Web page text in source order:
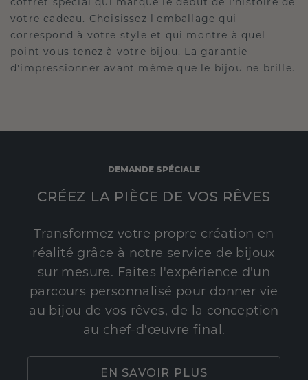
votre cadeau. Choisissez l'emballage qui
correspond à votre style et qui montre à quel
point vous tenez à votre bijou. La garantie
d'impressionner avant même que le bijou ne brille.
DEMANDE SPÉCIALE
CRÉEZ LA PIÈCE DE VOS RÊVES
Transformez votre propre création en
réalité grâce à notre service de bijoux
sur mesure. Faites l'expérience d'un
parcours personnalisé pour donner vie
au bijou de vos rêves, de la conception
au chef-d'œuvre final.
EN SAVOIR PLUS